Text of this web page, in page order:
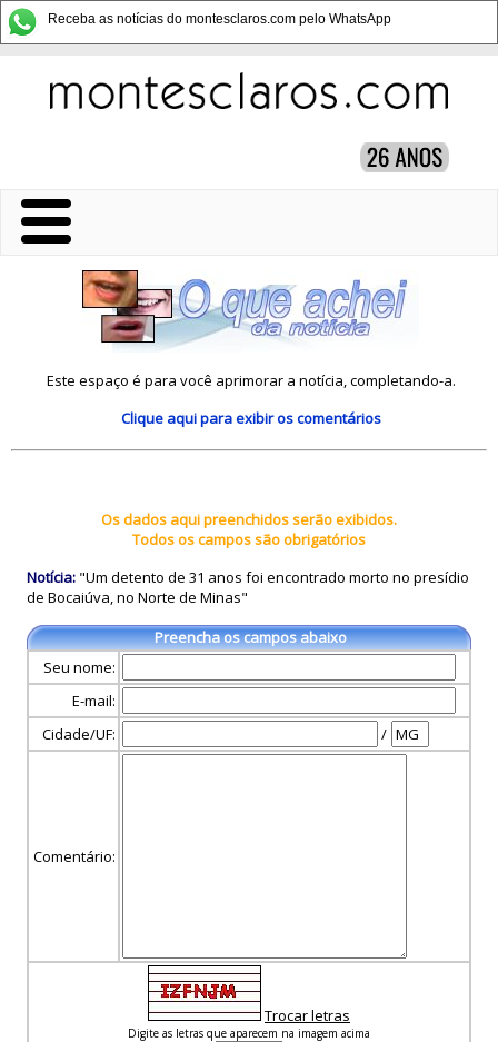
Receba as notícias do montesclaros.com pelo WhatsApp
Este espaço é para você aprimorar a notícia, completando-a.
Clique aquipara exibir os comentários
Os dados aqui preenchidos serão exibidos.
Todos os campos são obrigatórios
Notícia: "Um detento de 31 anos foi encontrado morto no presídio
de Bocaiúva, no Norte de Minas"
Preencha os campos abaixo
Seu nome:
E-mail:
Cidade/UF:
/
Comentário:
Trocar letras
Digite as letras que aparecem na imagem acima